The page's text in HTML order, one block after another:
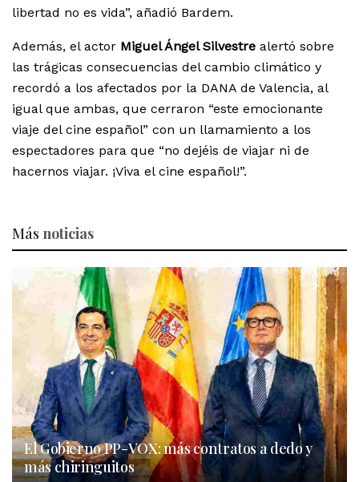
libertad no es vida”, añadió Bardem.
Además, el actor Miguel Ángel Silvestre alertó sobre
las trágicas consecuencias del cambio climático y
recordó a los afectados por la DANA de Valencia, al
igual que ambas, que cerraron “este emocionante
viaje del cine español” con un llamamiento a los
espectadores para que “no dejéis de viajar ni de
hacernos viajar. ¡Viva el cine español!”.
Más noticias
El Gobierno PP-VOX: más contratos a dedo y
más chiringuitos